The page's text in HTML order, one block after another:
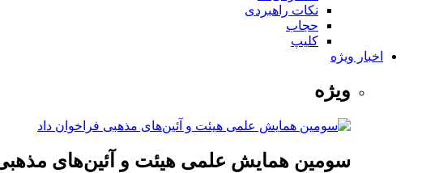
نکات راهبردی
حجاب
کلیپ
اخبار ویژه
ویژه
سومین همایش علمی هیئت و آئین‌های